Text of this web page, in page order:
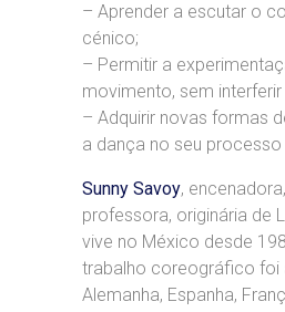
– Aprender a escutar o
cénico;
– Permitir a
movimento, sem
– Adquirir novas formas
a dança no seu
Sunny Savoy,
professora, originária de
vive no México desde
trabalho coreográfico foi
Alemanha, Espanha,